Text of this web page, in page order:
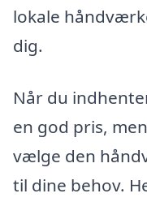
lokale
dig.
Når du
en god pris,
vælge den
til dine behov.